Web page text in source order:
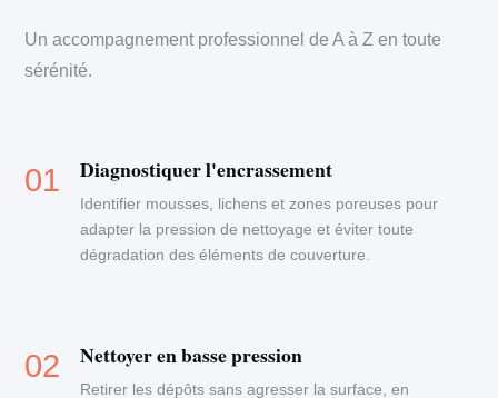
Un accompagnement professionnel de A à Z en toute
sérénité.
Diagnostiquer l'encrassement
Identifier mousses, lichens et zones poreuses pour
adapter la pression de nettoyage et éviter toute
dégradation des éléments de couverture.
Nettoyer en basse pression
Retirer les dépôts sans agresser la surface, en